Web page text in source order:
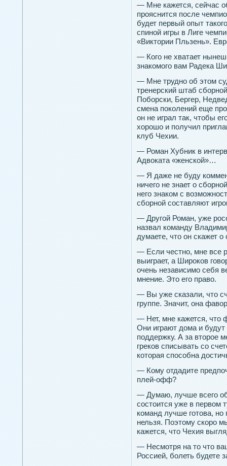
— Мне кажется, сейчас
прояснится после
будет первый опыт
спиной игры в Лиге
«Виктории Пльзень».
— Кого не хватает
знакомого вам Радека
— Мне трудно об этом
тренерский штаб
Поборски, Бергер,
смена поколений еще
он не играл так, чтобы
хорошо и получил
клуб Чехии.
— Роман Хубник в
Адвоката «женской»…
— Я даже не буду
ничего не знает о
него знаком с
сборной составляют
— Другой Роман, уже
назвал команду
думаете, что он скажет
— Если честно, мне все
выиграет, а Широков
очень независимо себя
мнение. Это его право.
— Вы уже сказали, что
группе. Значит, она
— Нет, мне кажется, что
Они играют дома и
поддержку. А за второе
греков списывать со
которая способна
— Кому отдадите
плей-офф?
— Думаю, лучше всего об
состоится уже в первом
команд лучше готова,
нельзя. Поэтому скоро
кажется, что Чехия
— Несмотря на то что
Россией, болеть будете